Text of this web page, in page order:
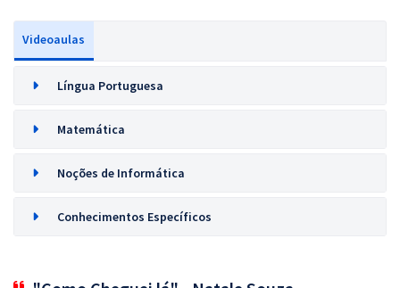
Videoaulas
Língua Portuguesa
Matemática
Noções de Informática
Conhecimentos Específicos